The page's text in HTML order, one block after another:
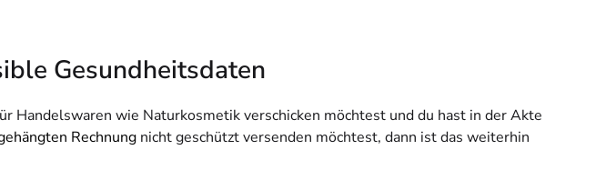
Gesundheitsdaten
Handelswaren wie Naturkosmetik verschicken möchtest und du hast in der Akte
Rechnung nicht geschützt versenden möchtest, dann ist das weiterhin